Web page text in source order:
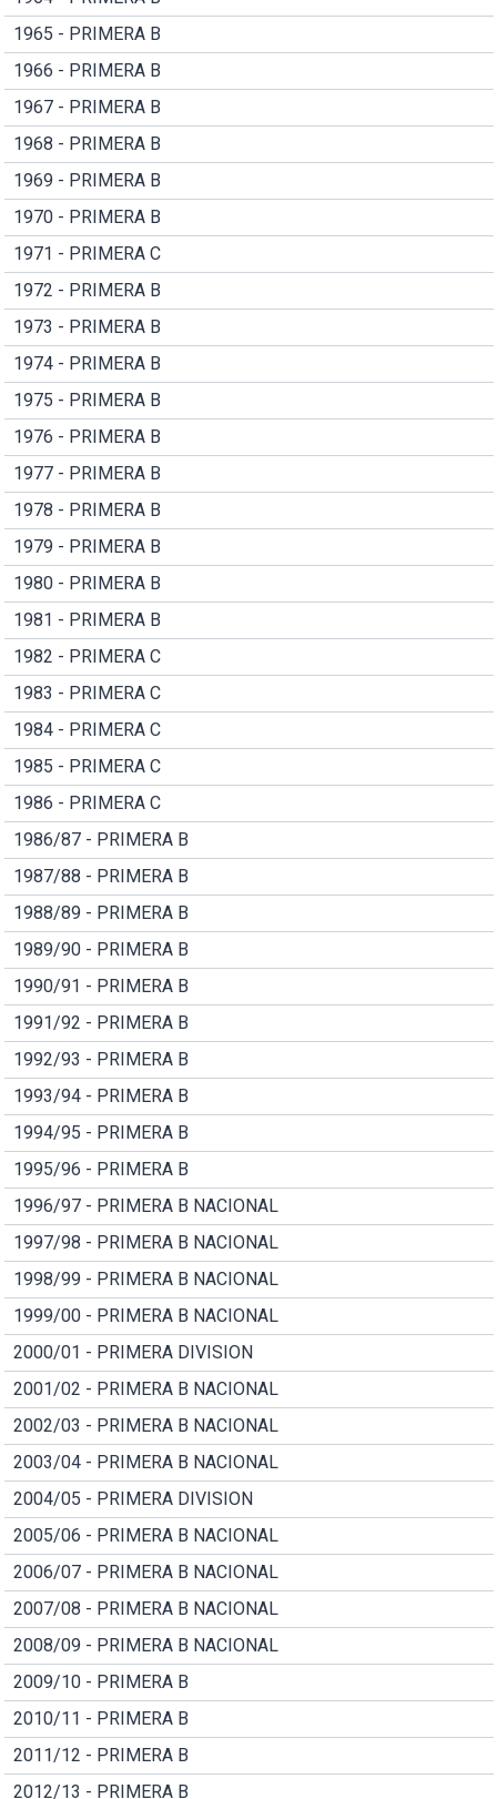
1965 - PRIMERA B
1966 - PRIMERA B
1967 - PRIMERA B
1968 - PRIMERA B
1969 - PRIMERA B
1970 - PRIMERA B
1971 - PRIMERA C
1972 - PRIMERA B
1973 - PRIMERA B
1974 - PRIMERA B
1975 - PRIMERA B
1976 - PRIMERA B
1977 - PRIMERA B
1978 - PRIMERA B
1979 - PRIMERA B
1980 - PRIMERA B
1981 - PRIMERA B
1982 - PRIMERA C
1983 - PRIMERA C
1984 - PRIMERA C
1985 - PRIMERA C
1986 - PRIMERA C
1986/87 - PRIMERA B
1987/88 - PRIMERA B
1988/89 - PRIMERA B
1989/90 - PRIMERA B
1990/91 - PRIMERA B
1991/92 - PRIMERA B
1992/93 - PRIMERA B
1993/94 - PRIMERA B
1994/95 - PRIMERA B
1995/96 - PRIMERA B
1996/97 - PRIMERA B NACIONAL
1997/98 - PRIMERA B NACIONAL
1998/99 - PRIMERA B NACIONAL
1999/00 - PRIMERA B NACIONAL
2000/01 - PRIMERA DIVISION
2001/02 - PRIMERA B NACIONAL
2002/03 - PRIMERA B NACIONAL
2003/04 - PRIMERA B NACIONAL
2004/05 - PRIMERA DIVISION
2005/06 - PRIMERA B NACIONAL
2006/07 - PRIMERA B NACIONAL
2007/08 - PRIMERA B NACIONAL
2008/09 - PRIMERA B NACIONAL
2009/10 - PRIMERA B
2010/11 - PRIMERA B
2011/12 - PRIMERA B
2012/13 - PRIMERA B